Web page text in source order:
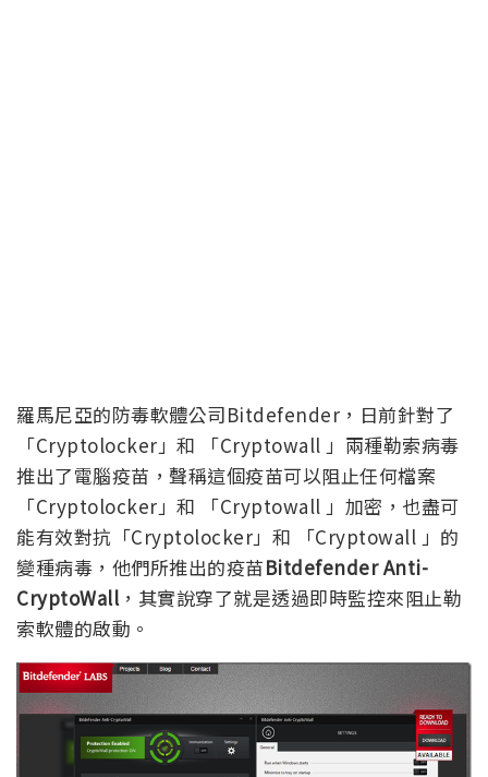
羅馬尼亞的防毒軟體公司Bitdefender，日前針對了
「Cryptolocker」和 「Cryptowall 」兩種勒索病毒
推出了電腦疫苗，聲稱這個疫苗可以阻止任何檔案
「Cryptolocker」和 「Cryptowall 」加密，也盡可
能有效對抗「Cryptolocker」和 「Cryptowall 」的
變種病毒，他們所推出的疫苗Bitdefender Anti-
CryptoWall，其實說穿了就是透過即時監控來阻止勒
索軟體的啟動。